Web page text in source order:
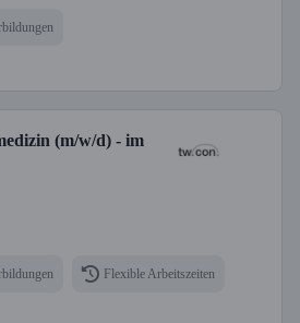
(m/w/d) - im
Flexible Arbeitszeiten